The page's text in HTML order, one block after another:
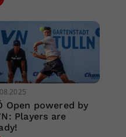
Open powered by
Players are